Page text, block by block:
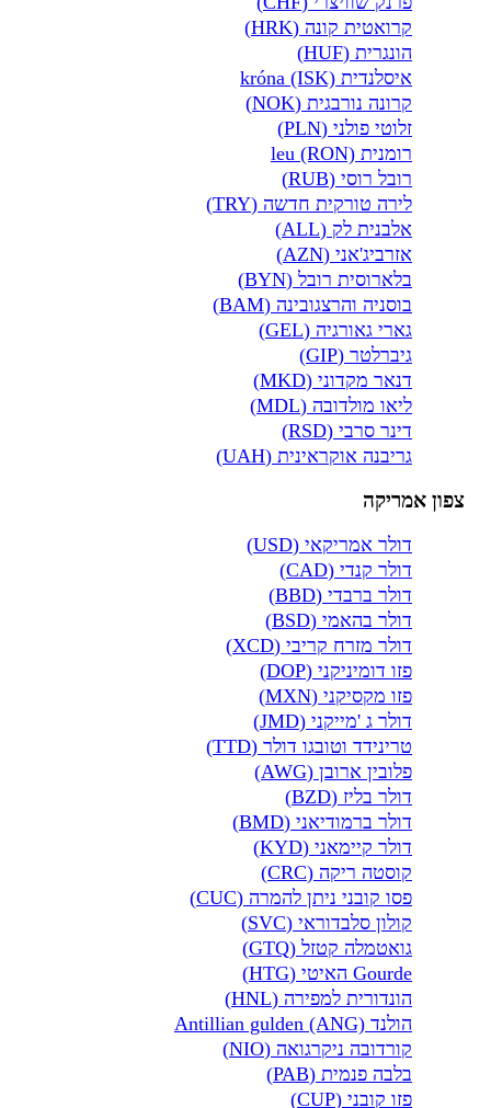
קרואטית קונה (HRK)
הונגרית (HUF)
איסלנדית króna (ISK)
קרונה נורבגית (NOK)
זלוטי פולני (PLN)
רומנית leu (RON)
רובל רוסי (RUB)
לירה טורקית חדשה (TRY)
אלבנית לק (ALL)
אזרביג'אני (AZN)
בלארוסית רובל (BYN)
בוסניה והרצגובינה (BAM)
גארי גאורגיה (GEL)
גיברלטר (GIP)
דנאר מקדוני (MKD)
ליאו מולדובה (MDL)
דינר סרבי (RSD)
גריבנה אוקראינית (UAH)
צפון אמריקה
דולר אמריקאי (USD)
דולר קנדי (CAD)
דולר ברבדי (BBD)
דולר בהאמי (BSD)
דולר מזרח קריבי (XCD)
פזו דומיניקני (DOP)
פזו מקסיקני (MXN)
דולר ג 'מייקני (JMD)
טרינידד וטובגו דולר (TTD)
פלובין ארובן (AWG)
דולר בליז (BZD)
דולר ברמודיאני (BMD)
דולר קיימאני (KYD)
קוסטה ריקה (CRC)
פסו קובני ניתן להמרה (CUC)
קולון סלבדוראי (SVC)
גואטמלה קטזל (GTQ)
Gourde האיטי (HTG)
הונדורית למפירה (HNL)
הולנד Antillian gulden (ANG)
קורדובה ניקרגואה (NIO)
בלבה פנמית (PAB)
פזו קובני (CUP)